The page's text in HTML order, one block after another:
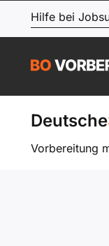
Hilfe bei
Deutsche
Vorbereitung